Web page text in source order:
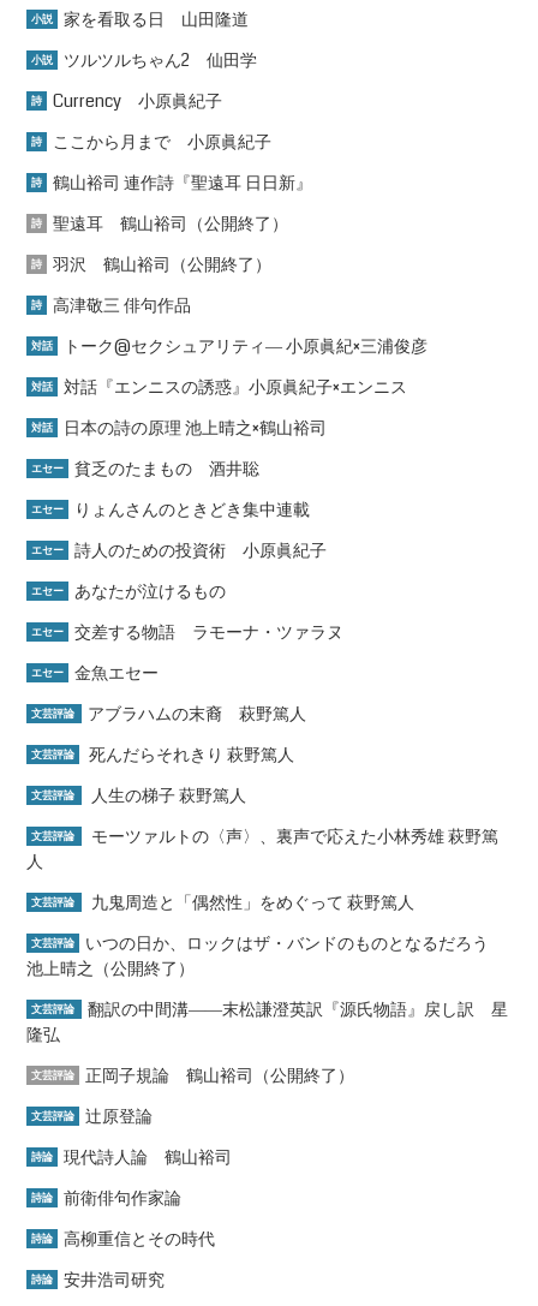
小説 家を看取る日 山田隆道
小説 ツルツルちゃん2 仙田学
詩 Currency 小原眞紀子
詩 ここから月まで 小原眞紀子
詩 鶴山裕司 連作詩『聖遠耳 日日新』
詩 聖遠耳 鶴山裕司（公開終了）
詩 羽沢 鶴山裕司（公開終了）
詩 高津敬三 俳句作品
対話 トーク@セクシュアリティ― 小原眞紀×三浦俊彦
対話 対話『エンニスの誘惑』小原眞紀子×エンニス
対話 日本の詩の原理 池上晴之×鶴山裕司
エセー 貧乏のたまもの 酒井聡
エセー りょんさんのときどき集中連載
エセー 詩人のための投資術 小原眞紀子
エセー あなたが泣けるもの
エセー 交差する物語 ラモーナ・ツァラヌ
エセー 金魚エセー
文芸評論 アブラハムの末裔 萩野篤人
文芸評論 死んだらそれきり 萩野篤人
文芸評論 人生の梯子 萩野篤人
文芸評論
モーツァルトの〈声〉、裏声で応えた小林秀雄 萩野篤
人
文芸評論 九鬼周造と「偶然性」をめぐって 萩野篤人
文芸評論
いつの日か、ロックはザ・バンドのものとなるだろう
池上晴之（公開終了）
文芸評論
翻訳の中間溝――末松謙澄英訳『源氏物語』戻し訳 星
隆弘
文芸評論 正岡子規論 鶴山裕司（公開終了）
文芸評論 辻原登論
詩論 現代詩人論 鶴山裕司
詩論 前衛俳句作家論
詩論 高柳重信とその時代
詩論 安井浩司研究